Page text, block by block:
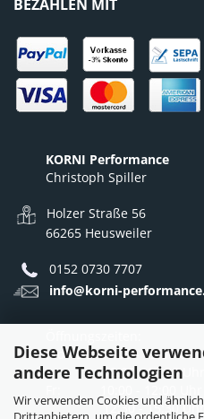
Diese Webseite
andere Technologien
Wir verwenden Cookies und
BEZAHLEN MIT
KORNI Performance
Christoph Spiller
Holzer Straße 56
66265 Heusweiler
0152 0730 7707
info@korni-
Mo - Do: 10:00 - 12:00 Uhr
12:30 - 16:30 Uhr
12:30 - 15:30 Uhr